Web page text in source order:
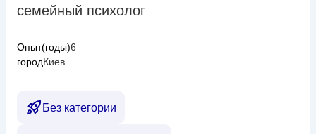
семейный психолог
Опыт(годы)6
городКиев
Без категории